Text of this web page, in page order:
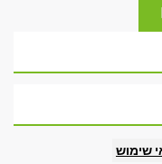
שימוש